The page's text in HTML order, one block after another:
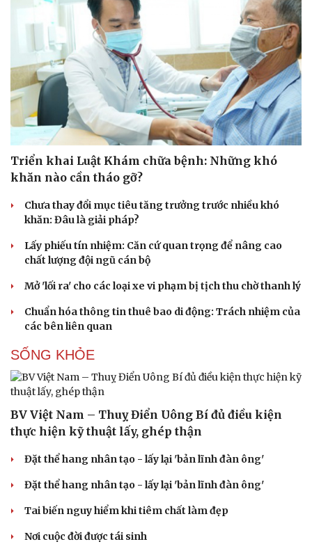
Văn học
Âm nhạc
Du lịch
Tư vấn
Săn Tour
check-in
Đọc truyện đêm khuya
Kể chuyện cho bé
Hạt giống tâm hồn
Triển khai Luật Khám chữa bệnh: Những khó
khăn nào cần tháo gỡ?
Chưa thay đổi mục tiêu tăng trưởng trước nhiều khó
khăn: Đâu là giải pháp?
Lấy phiếu tín nhiệm: Căn cứ quan trọng để nâng cao
chất lượng đội ngũ cán bộ
Mở 'lối ra' cho các loại xe vi phạm bị tịch thu chờ thanh lý
Chuẩn hóa thông tin thuê bao di động: Trách nhiệm của
các bên liên quan
SỐNG KHỎE
BV Việt Nam – Thuỵ Điển Uông Bí đủ điều kiện
thực hiện kỹ thuật lấy, ghép thận
Đặt thể hang nhân tạo - lấy lại 'bản lĩnh đàn ông'
Đặt thể hang nhân tạo - lấy lại 'bản lĩnh đàn ông'
Tai biến nguy hiểm khi tiêm chất làm đẹp
Nơi cuộc đời được tái sinh